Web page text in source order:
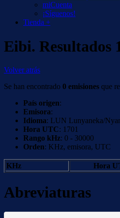
miCuenta
¡Síguenos!
Tienda +
Eibi. Resultados
Volver atrás
Se han encontrado 0 emisiones que
País origen:
Emisora:
Idioma: LUN Lunyaneka/
Hora UTC: 1701
Rango kHz: 0 - 30000
Orden: KHz, emisora, UTC
KHz Hora
Abreviaturas